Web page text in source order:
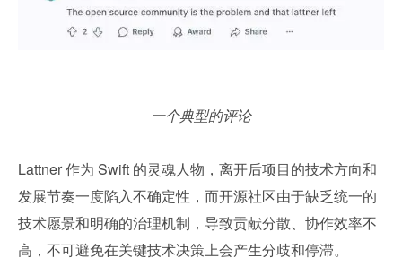
一个典型的评论
Lattner 作为 Swift 的灵魂人物，离开后项目的技术方向和
发展节奏一度陷入不确定性，而开源社区由于缺乏统一的
技术愿景和明确的治理机制，导致贡献分散、协作效率不
高，不可避免在关键技术决策上会产生分歧和停滞。